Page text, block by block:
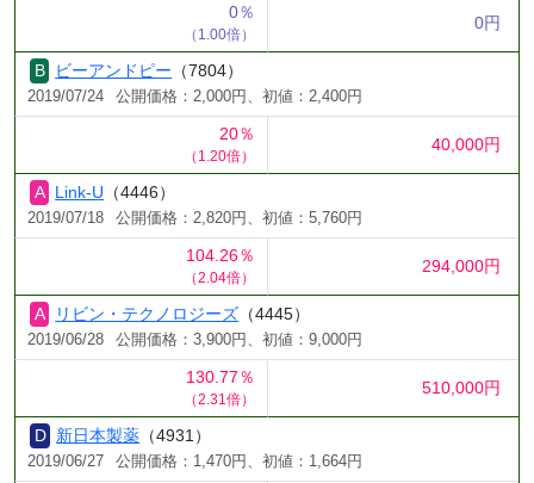
0％
（1.00倍）
0円
ビーアンドピー （7804）
2019/07/24 公開価格：2,000円、初値：2,400円
20％
（1.20倍）
40,000円
Link-U （4446）
2019/07/18 公開価格：2,820円、初値：5,760円
104.26％
（2.04倍）
294,000円
リビン・テクノロジーズ （4445）
2019/06/28 公開価格：3,900円、初値：9,000円
130.77％
（2.31倍）
510,000円
新日本製薬 （4931）
2019/06/27 公開価格：1,470円、初値：1,664円